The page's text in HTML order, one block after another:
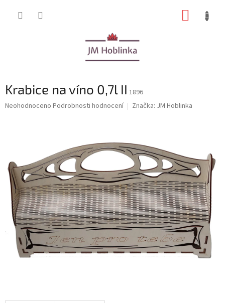
Krabice na víno 0,7l II 1896
Průměrné
hvězdiček.
Neohodnoceno Podrobnosti hodnocení Značka: JM Hoblinka